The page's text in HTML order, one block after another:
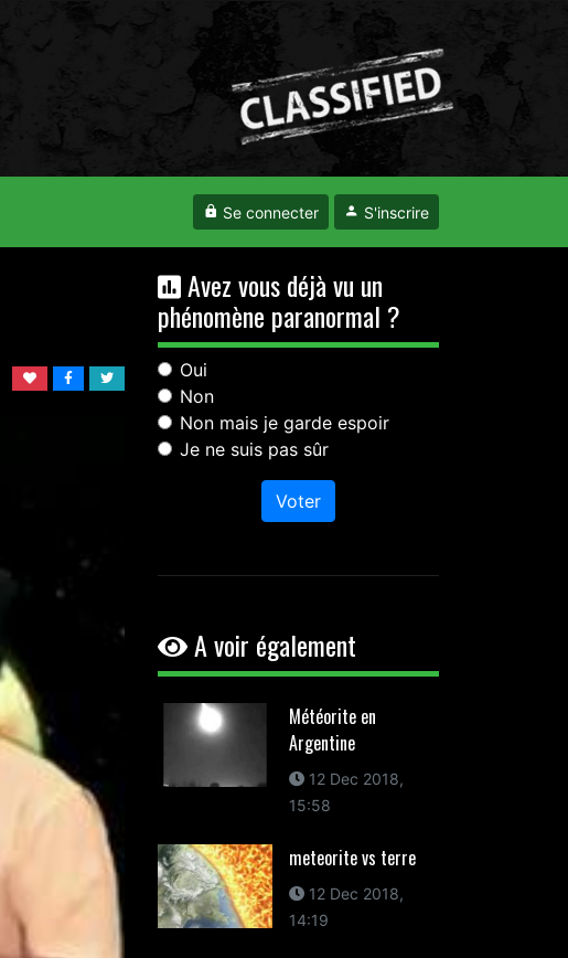
Se connecter S'inscrire
Avez vous déjà vu un
phénomène paranormal ?
Oui
Non
Non mais je garde espoir
Je ne suis pas sûr
Voter
A voir également
Météorite en
Argentine
12 Dec 2018,
15:58
meteorite vs terre
12 Dec 2018,
14:19